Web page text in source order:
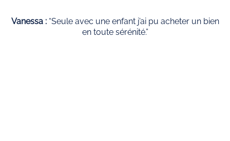
Vanessa :“Seule avec une enfant j’ai pu acheter un bien
en toute sérénité.”